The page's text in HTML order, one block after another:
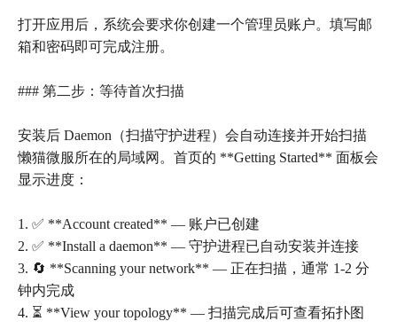
打开应用后，系统会要求你创建一个管理员账户。填写邮
箱和密码即可完成注册。
### 第二步：等待首次扫描
安装后 Daemon（扫描守护进程）会自动连接并开始扫描
懒猫微服所在的局域网。首页的 **Getting Started** 面板会
显示进度：
1. ✅ **Account created** — 账户已创建
2. ✅ **Install a daemon** — 守护进程已自动安装并连接
3. 🔄 **Scanning your network** — 正在扫描，通常 1-2 分
钟内完成
4. ⏳ **View your topology** — 扫描完成后可查看拓扑图